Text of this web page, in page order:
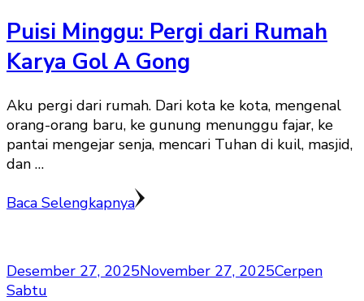
Puisi Minggu: Pergi dari Rumah
Karya Gol A Gong
Aku pergi dari rumah. Dari kota ke kota, mengenal
orang-orang baru, ke gunung menunggu fajar, ke
pantai mengejar senja, mencari Tuhan di kuil, masjid,
dan …
Baca Selengkapnya
Desember 27, 2025November 27, 2025Cerpen
Sabtu